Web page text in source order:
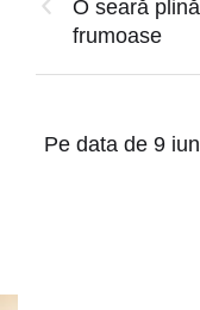
O seară
frumoase
Pe data de 9